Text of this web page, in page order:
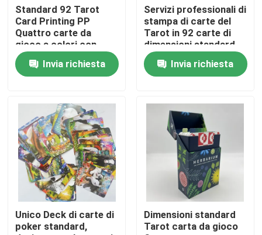
Circa noi
Risorsa
Notizie
Richieda una citazione
Stampa dei libri da tavola
Stampa delle carte del tarot
Standard 92 Tarot
Card Printing PP
Quattro carte da
gioco a colori con
design posteriore
Invia richiesta
Servizi professionali di
stampa di carte del
Tarot in 92 carte di
dimensioni standard
Invia richiesta
Unico Deck di carte di
poker standard,
Dimensioni standard
Tarot carta da gioco